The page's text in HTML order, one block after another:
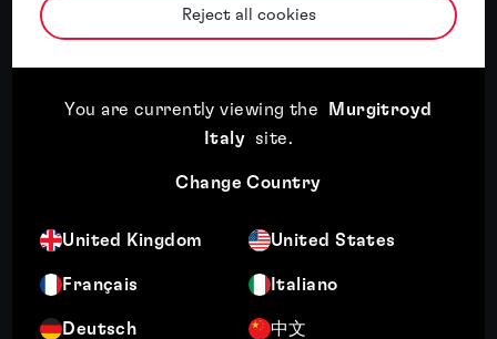
Reject all cookies
You are currently viewing the
Murgitroyd
Italy
site.
Change Country
United Kingdom United States
Français Italiano
Deutsch 中文